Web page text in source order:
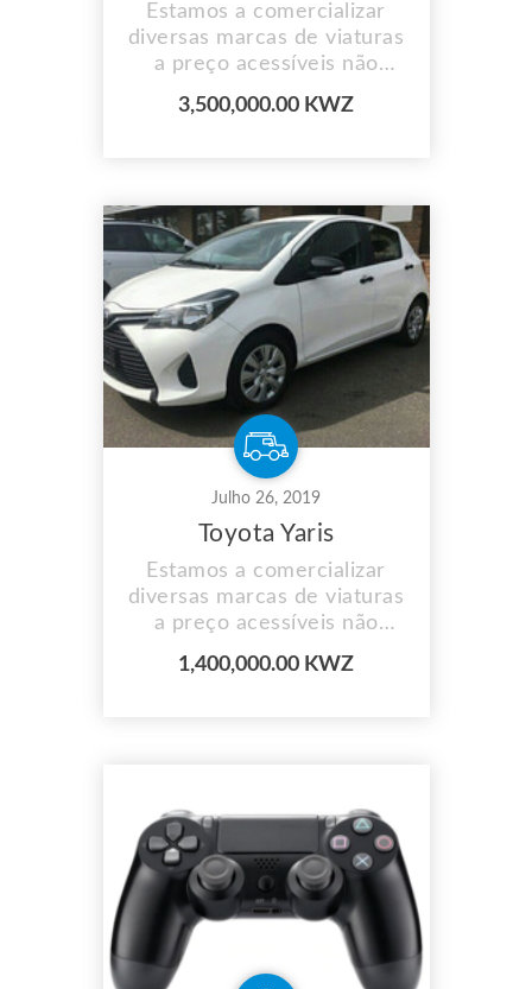
Estamos a comercializar
diversas marcas de viaturas
a preço acessíveis não
pagamento por prestação e
3,500,000.00 KWZ
Julho 26, 2019
Toyota Yaris
Estamos a comercializar
diversas marcas de viaturas
a preço acessíveis não
pagamento por prestação e
1,400,000.00 KWZ